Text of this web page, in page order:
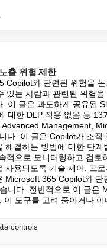
출 위험 제한
Copilot와 관련된 위험을
있는 사람과 관련된 위험을
이 글은 과도하게 공유된
대한 DLP 적용 없음 등 13
Management,
다. 이 글은 Copilot가 조직
결하는 방법에 대한 단계
적으로 모니터링하고 검토
용되도록 기술 제어, 프
Microsoft 365 Copilot와 관
니다. 전반적으로 이 글은
도구를 고려 중이거나 이
controls